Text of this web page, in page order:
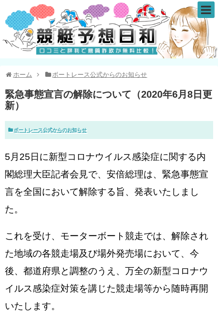
ホーム ボートレース公式からのお知らせ
緊急事態宣言の解除について（2020年6月8日更
新）
ボートレース公式からのお知らせ
5月25日に新型コロナウイルス感染症に関する内
閣総理大臣記者会見で、安倍総理は、緊急事態宣
言を全国において解除する旨、発表いたしまし
た。
これを受け、モーターボート競走では、解除され
た地域の各競走場及び場外発売場において、今
後、都道府県と調整のうえ、万全の新型コロナウ
イルス感染症対策を講じた競走場等から随時再開
いたします。